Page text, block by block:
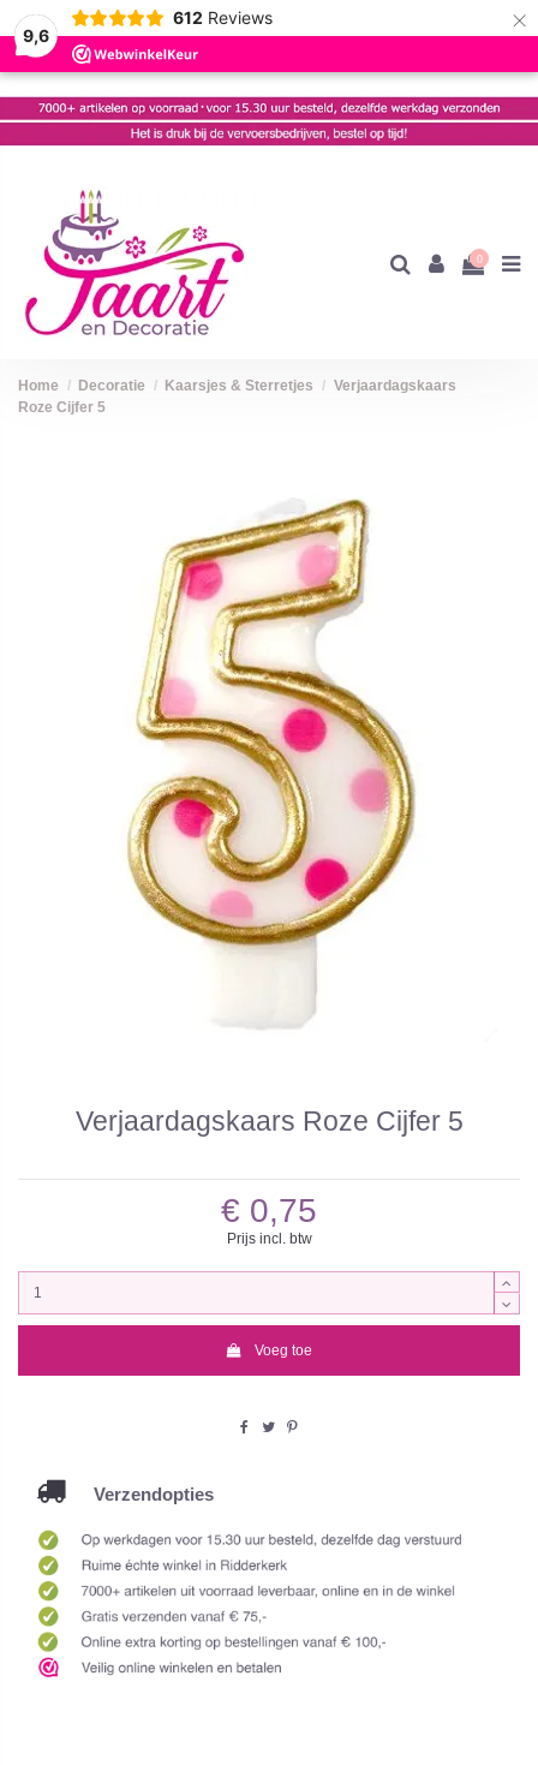
9,6
612 Reviews ×
0
Home Decoratie Kaarsjes & Sterretjes
Verjaardagskaars
Roze Cijfer 5
Verjaardagskaars Roze Cijfer 5
€ 0,75
Prijs incl. btw
Voeg toe
Verzendopties